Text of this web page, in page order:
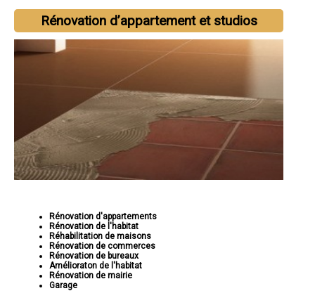
Rénovation d’appartement et studios
Rénovation d'appartements
Rénovation de l'habitat
Réhabilitation de maisons
Rénovation de commerces
Rénovation de bureaux
Amélioraton de l'habitat
Rénovation de mairie
Garage